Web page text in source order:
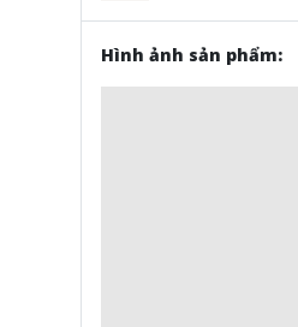
Hình ảnh sản phẩm: